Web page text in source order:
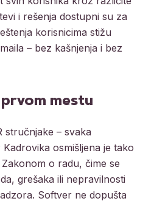
i rešenja dostupni su za
korisnicima stižu
– bez kašnjenja i bez
mestu
stručnjake – svaka
osmišljena je tako
o radu, čime se
grešaka ili nepravilnosti
Softver ne dopušta